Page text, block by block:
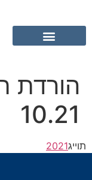
הורדת
10.21
תוייג2021